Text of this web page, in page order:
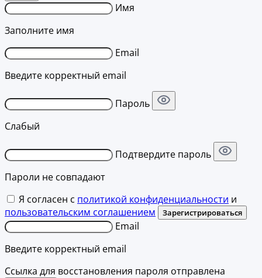
Имя
Заполните имя
Email
Введите корректный email
Пароль
Слабый
Подтвердите пароль
Пароли не совпадают
Я согласен с политикой конфиденциальности и
пользовательским соглашением
Зарегистрироваться
Email
Введите корректный email
Ссылка для восстановления пароля отправлена